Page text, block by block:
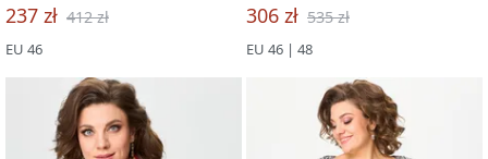
237 zł 412 zł
EU 46
306 zł 535 zł
EU 46 | 48